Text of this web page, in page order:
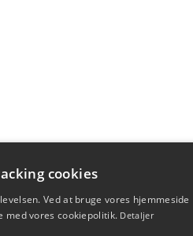
cookies
Ved at bruge vores hjemmeside
med vores cookiepolitik. Detaljer